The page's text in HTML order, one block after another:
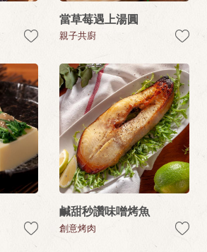
當草莓遇上湯圓
親子共廚
鹹甜秒讚味噌烤魚
創意烤肉